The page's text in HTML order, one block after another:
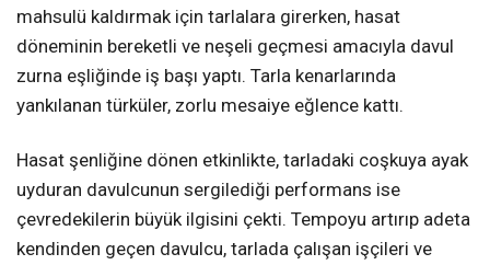
mahsulü kaldırmak için tarlalara girerken, hasat
döneminin bereketli ve neşeli geçmesi amacıyla davul
zurna eşliğinde iş başı yaptı. Tarla kenarlarında
yankılanan türküler, zorlu mesaiye eğlence kattı.
Hasat şenliğine dönen etkinlikte, tarladaki coşkuya ayak
uyduran davulcunun sergilediği performans ise
çevredekilerin büyük ilgisini çekti. Tempoyu artırıp adeta
kendinden geçen davulcu, tarlada çalışan işçileri ve